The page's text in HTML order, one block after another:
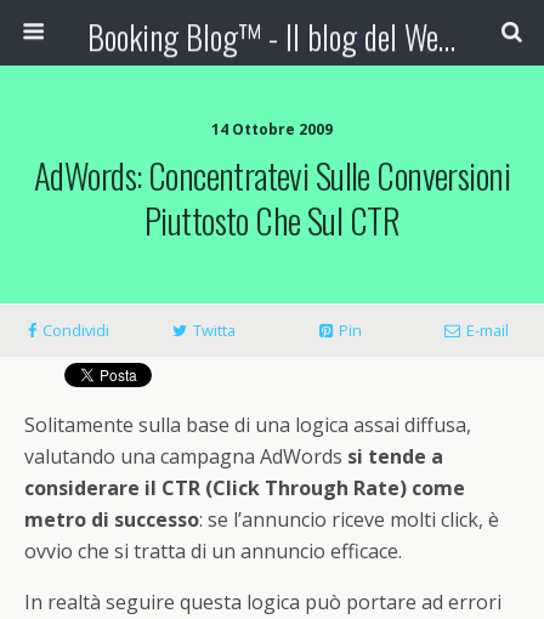
Booking Blog™ - Il blog del Web Marketing Turistico
14 Ottobre 2009
AdWords: Concentratevi Sulle Conversioni
Piuttosto Che Sul CTR
Condividi Twitta Pin E-mail
Solitamente sulla base di una logica assai diffusa,
valutando una campagna AdWords si tende a
considerare il CTR (Click Through Rate) come
metro di successo: se l’annuncio riceve molti click, è
ovvio che si tratta di un annuncio efficace.
In realtà seguire questa logica può portare ad errori